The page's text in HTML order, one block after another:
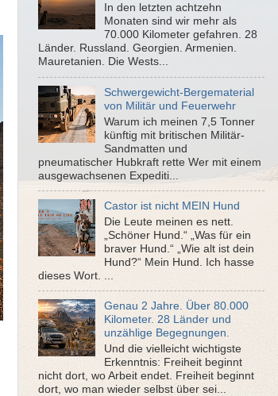
In den letzten achtzehn
Monaten sind wir mehr als
70.000 Kilometer gefahren. 28
Länder. Russland. Georgien. Armenien.
Mauretanien. Die Wests...
Schwergewicht-Bergematerial
von Militär und Feuerwehr
Warum ich meinen 7,5 Tonner
künftig mit britischen Militär-
Sandmatten und
pneumatischer Hubkraft rette Wer mit einem
ausgewachsenen Expediti...
Castor ist nicht MEIN Hund
Die Leute meinen es nett.
„Schöner Hund.“ „Was für ein
braver Hund.“ „Wie alt ist dein
Hund?“ Mein Hund. Ich hasse
dieses Wort. ...
Genau 2 Jahre. Über 80.000
Kilometer. 28 Länder und
unzählige Begegnungen.
Und die vielleicht wichtigste
Erkenntnis: Freiheit beginnt
nicht dort, wo Arbeit endet. Freiheit beginnt
dort, wo man wieder selbst über sei...